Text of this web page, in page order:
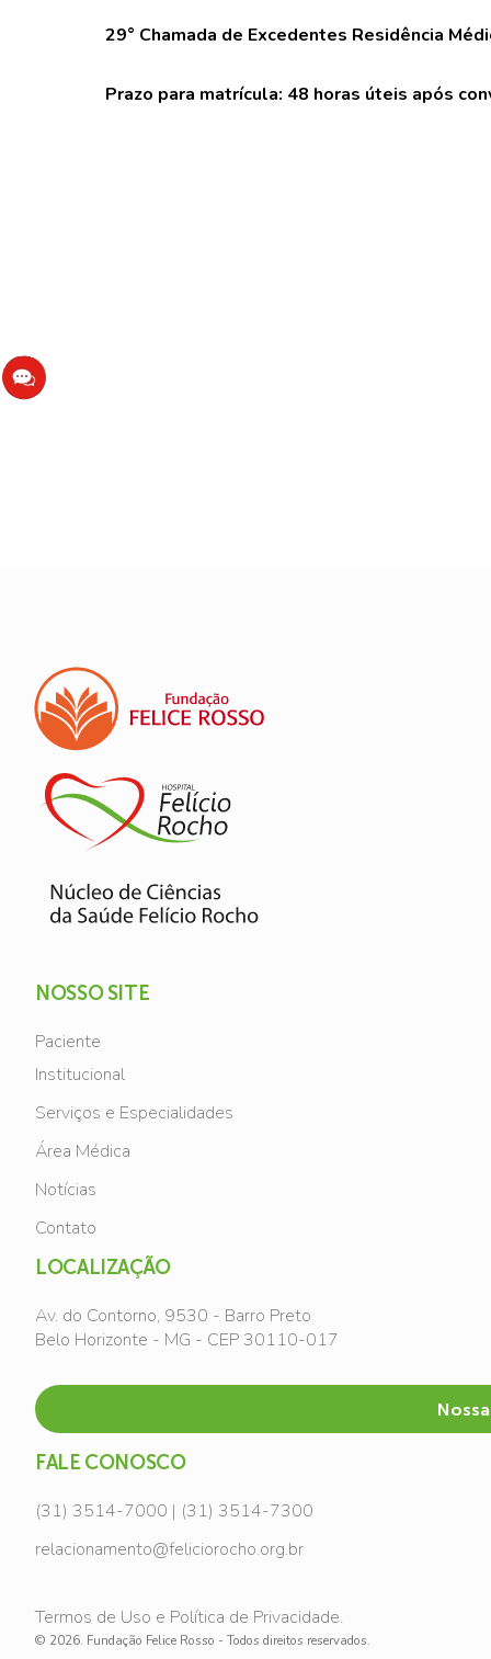
29° Chamada de Excedentes Residência
Prazo para matrícula: 48 horas úteis após
NOSSO SITE
Paciente
Institucional
Serviços e Especialidades
Área Médica
Notícias
Contato
LOCALIZAÇÃO
Av. do Contorno, 9530 - Barro Preto
Belo Horizonte - MG - CEP 30110-017
FALE CONOSCO
(31) 3514-7000 | (31) 3514-7300
relacionamento@feliciorocho.org.br
Termos de Uso e Política de Privacidade.
© 2026. Fundação Felice Rosso - Todos direitos reservados.